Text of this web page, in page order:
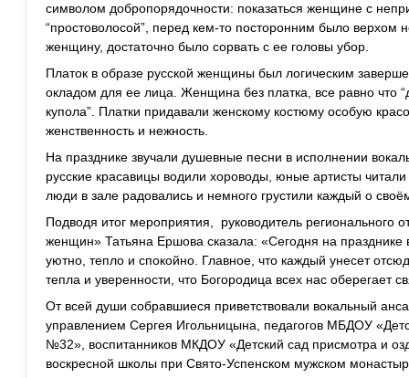
символом добропорядочности: показаться женщине с
“простоволосой”, перед кем-то посторонним было верхом
женщину, достаточно было сорвать с ее головы убор.
Платок в образе русской женщины был логическим
окладом для ее лица. Женщина без платка, все равно что
купола”. Платки придавали женскому костюму особую
женственность и нежность.
На празднике звучали душевные песни в исполнении
русские красавицы водили хороводы, юные артисты
люди в зале радовались и немного грустили каждый о
Подводя итог мероприятия, руководитель регионального
женщин» Татьяна Ершова сказала: «Сегодня на
уютно, тепло и спокойно. Главное, что каждый унесет
тепла и уверенности, что Богородица всех нас оберегает
От всей души собравшиеся приветствовали вокальный
управлением Сергея Игольницына, педагогов МБДОУ
№32», воспитанников МКДОУ «Детский сад присмотра и
воскресной школы при Свято-Успенском мужском